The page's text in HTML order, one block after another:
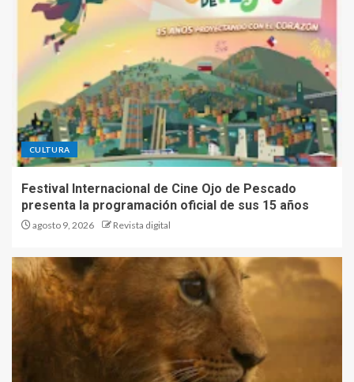
CULTURA
Festival Internacional de Cine Ojo de Pescado
presenta la programación oficial de sus 15 años
agosto 9, 2026 Revista digital